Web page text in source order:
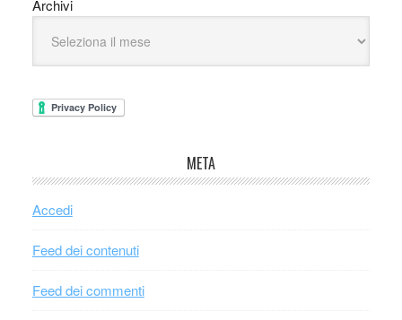
Archivi
META
Accedi
Feed dei contenuti
Feed dei commenti